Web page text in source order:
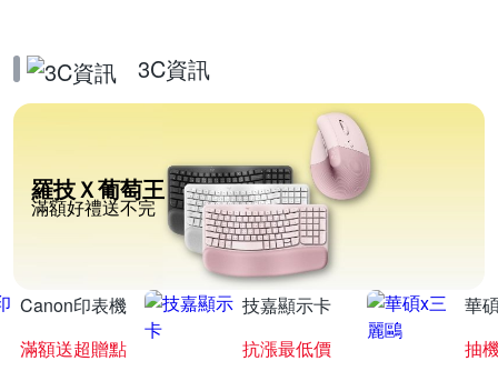
3C資訊
羅技Ｘ葡萄王
滿額好禮送不完
Canon印表機
滿額送超贈點
技嘉顯示卡
抗漲最低價
華
抽